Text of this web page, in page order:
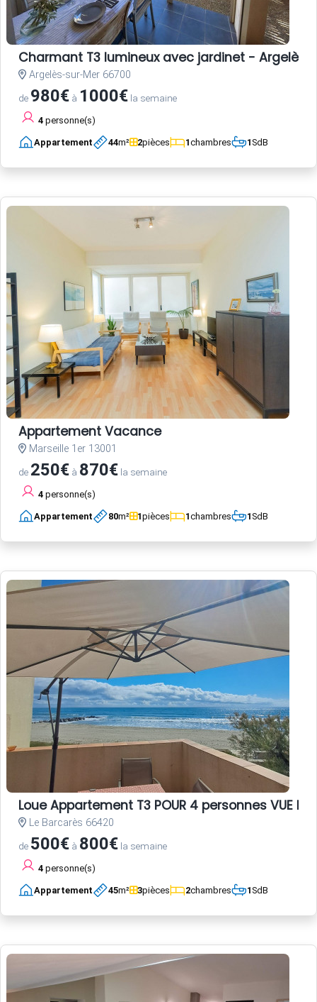
Charmant T3 lumineux avec jardinet - Argelès-
Argelès-sur-Mer 66700
de 980€ à 1000€ la semaine
4 personne(s)
Appartement 44m² 2pièces 1chambres 1SdB
Appartement Vacance
Marseille 1er 13001
de 250€ à 870€ la semaine
4 personne(s)
Appartement 80m² 1pièces 1chambres 1SdB
Loue Appartement T3 POUR 4 personnes VUE
Le Barcarès 66420
de 500€ à 800€ la semaine
4 personne(s)
Appartement 45m² 3pièces 2chambres 1SdB